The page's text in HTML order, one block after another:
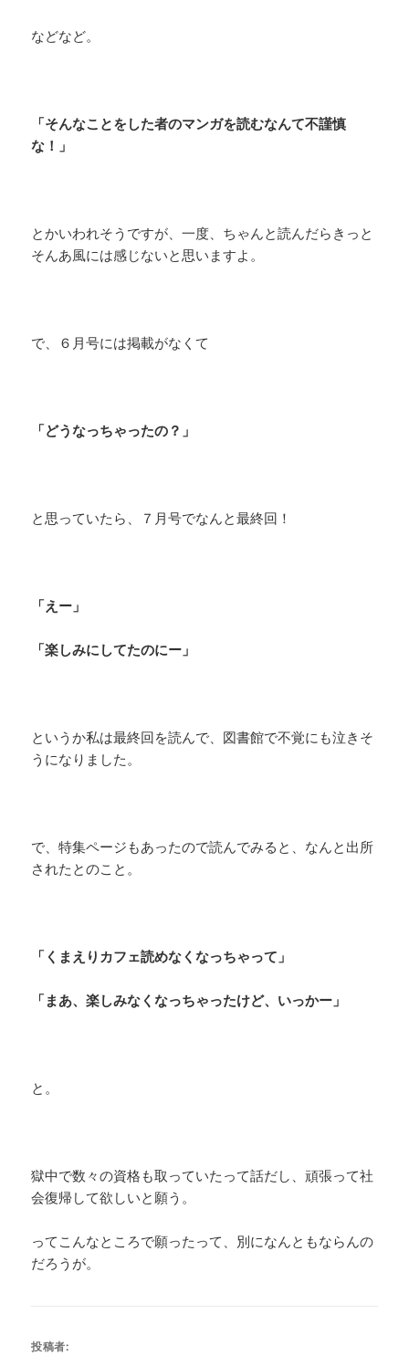
などなど。
「そんなことをした者のマンガを読むなんて不謹慎
な！」
とかいわれそうですが、一度、ちゃんと読んだらきっと
そんあ風には感じないと思いますよ。
で、６月号には掲載がなくて
「どうなっちゃったの？」
と思っていたら、７月号でなんと最終回！
「えー」
「楽しみにしてたのにー」
というか私は最終回を読んで、図書館で不覚にも泣きそ
うになりました。
で、特集ページもあったので読んでみると、なんと出所
されたとのこと。
「くまえりカフェ読めなくなっちゃって」
「まあ、楽しみなくなっちゃったけど、いっかー」
と。
獄中で数々の資格も取っていたって話だし、頑張って社
会復帰して欲しいと願う。
ってこんなところで願ったって、別になんともならんの
だろうが。
投稿者: